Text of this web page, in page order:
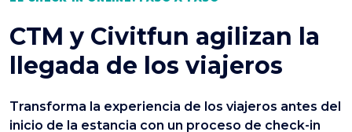
CTM y Civitfun agilizan la
llegada de los viajeros
Transforma la experiencia de los viajeros antes del
inicio de la estancia con un proceso de check-in